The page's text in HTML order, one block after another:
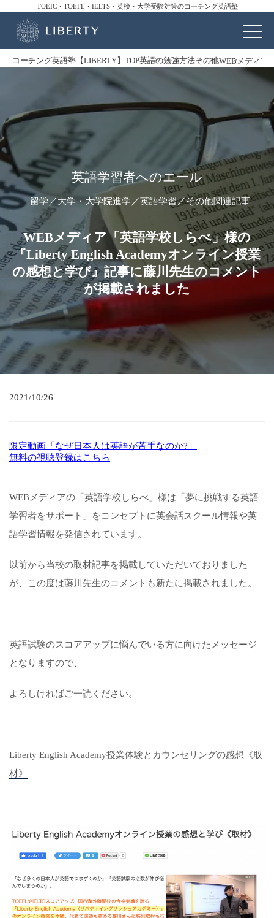
TOEIC・TOEFL・IELTS・英検・大学受験対策のコーチング英語塾
コーチング英語塾【LIBERTY】TOP英語の勉強方法その他WEBメディア
英語学習者へのエール
留学／大学・大学院進学／英語学習／その他関連記事
WEBメディア「英語学校しらべ」様の
『Liberty English Academyオンライン授業
の感想と学び』記事に藤川先生のコメント
が掲載されました
2021/10/26
限定動画「なぜ日本人は英語が苦手なのか?」
無料の視聴登録はこちら
WEBメディアの「英語学校しらべ」様は「夢に挑戦する英語
学習者をサポート」をコンセプトに英会話スクール情報や英
語学習情報を発信されています。
以前から当校の取材記事を掲載していただいておりました
が、この度は藤川先生のコメントも新たに掲載されました。
英語試験のスコアアップに悩んでいる方に向けたメッセージ
となりますので、
よろしければご一読ください。
Liberty English Academy授業体験とカウンセリングの感想《取
材》